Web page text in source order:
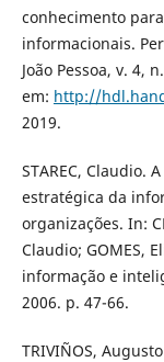
conhecimento
informacionais.
João Pessoa, v. 4,
em: http://
2019.
STAREC, Claudio.
estratégica da
organizações. In:
Claudio; GOMES,
informação e
2006. p. 47-66.
TRIVIÑOS,